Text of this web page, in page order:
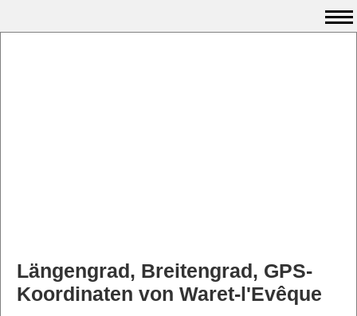
Längengrad, Breitengrad, GPS-
Koordinaten von Waret-l'Evêque